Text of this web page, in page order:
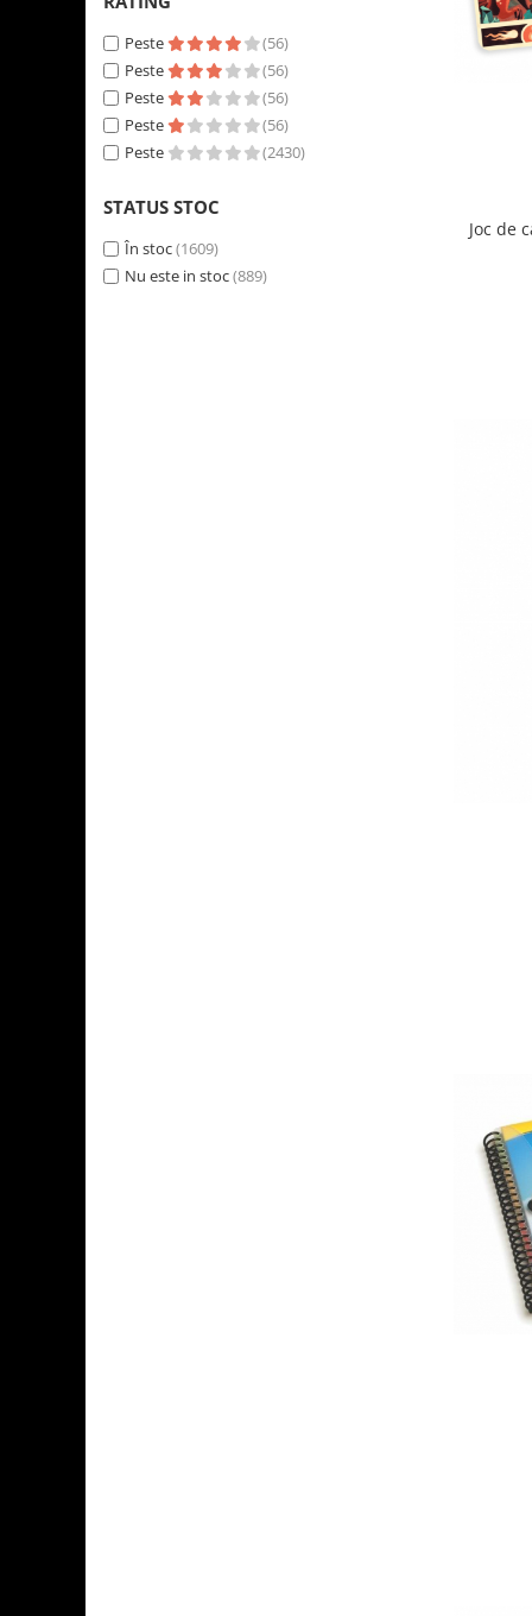
Peste
(56)
Peste
(56)
Peste
(56)
Peste
(56)
Peste
(2430)
STATUS STOC
În stoc(1609)
Nu este in stoc(889)
Joc de